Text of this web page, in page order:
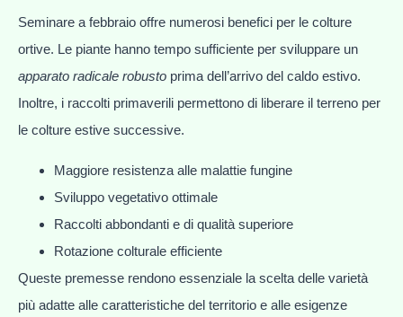
Seminare a febbraio offre numerosi benefici per le colture
ortive. Le piante hanno tempo sufficiente per sviluppare un
apparato radicale robusto prima dell’arrivo del caldo estivo.
Inoltre, i raccolti primaverili permettono di liberare il terreno per
le colture estive successive.
Maggiore resistenza alle malattie fungine
Sviluppo vegetativo ottimale
Raccolti abbondanti e di qualità superiore
Rotazione colturale efficiente
Queste premesse rendono essenziale la scelta delle varietà
più adatte alle caratteristiche del territorio e alle esigenze